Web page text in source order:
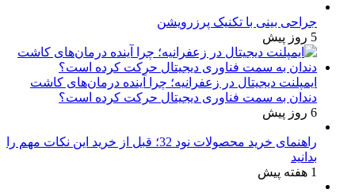
جراحی بینی با تکنیک پرزرویشن
5 روز پیش
ایمپلنت دیجیتال در زعفرانیه؛ چرا آینده درمان‌های کاشت
دندان به سمت فناوری دیجیتال حرکت کرده است؟
6 روز پیش
راهنمای خرید محصولات نود 32؛ قبل از خرید این نکات مهم را
بدانید
1 هفته پیش